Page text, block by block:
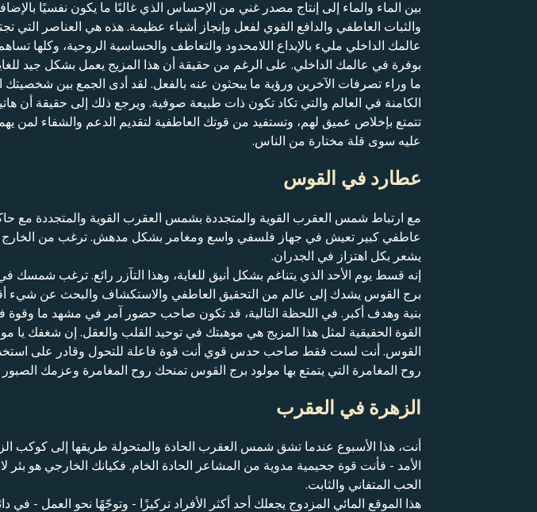
بين الماء والماء إلى إنتاج مصدر غني من الإحساس الذي غالبًا ما يكون نفسيًا
والثبات العاطفي والدافع القوي لفعل وإنجاز أشياء عظيمة. هذه هي العناصر
عالمك الداخلي مليء بالإبداع اللامحدود والتعاطف والحساسية الروحية،
بوفرة في عالمك الداخلي. على الرغم من حقيقة أن هذا المزيج يعمل بشكل جيد
ما وراء تصرفات الآخرين ورؤية ما يبحثون عنه بالفعل. لقد أدى الجمع بين
الكامنة في العالم والتي تكاد تكون ذات طبيعة صوفية. ويرجع ذلك إلى حقيقة أن
تتمتع بإخلاص عميق لهم، وتستفيد من قوتك العاطفية لتقديم الدعم والشفاء لمن
عليه سوى قلة مختارة من الناس.
عطارد في القوس
مع ارتباط شمس العقرب القوية والمتجددة بشمس العقرب القوية والمتجددة
عاطفي كبير تعيش في جهاز فلسفي واسع ومغامر بشكل مدهش. ترغب من الخارج
يشعر بكل اهتزاز في الجدران.
إنه قسط يوم الأحد الذي يتناغم بشكل أنيق للغاية، وهذا التآزر رائع. ترغب
برج القوس يشدك إلى عالم من التحقيق العاطفي والاستكشاف والبحث عن شيء
بنية وهدف أكبر. في اللحظة التالية، قد تكون صاحب حضور آمر في مشهد ما وقوة
القوة الحقيقية لمثل هذا المزيج هي موهبتك في توحيد القلب والعقل. إن شغفك
القوس. أنت لست فقط صاحب حدس قوي أنت قوة فاعلة للتحول وقادر على استخدام
روح المغامرة التي يتمتع بها مولود برج القوس تمنحك روح المغامرة وعزمك
الزهرة في العقرب
أنت، هذا الأسبوع عندما تشق شمس العقرب الحادة والمتحولة طريقها إلى كوكب
الأمد - فأنت قوة جحيمية مدوية من المشاعر الحادة الخام. فكيانك الخارجي هو
الحب المتفاني والثابت.
هذا الموقع المائي المزدوج يجعلك أحد أكثر الأفراد تركيزًا - وتوجّهًا نحو العمل -